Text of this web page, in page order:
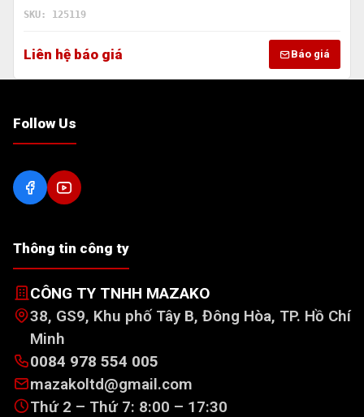
SKU: 125119
Liên hệ báo giá Báo giá
Follow Us
Thông tin công ty
CÔNG TY TNHH MAZAKO
38, GS9, Khu phố Tây B, Đông Hòa, TP. Hồ Chí
Minh
0084 978 554 005
mazakoltd@gmail.com
Thứ 2 – Thứ 7: 8:00 – 17:30